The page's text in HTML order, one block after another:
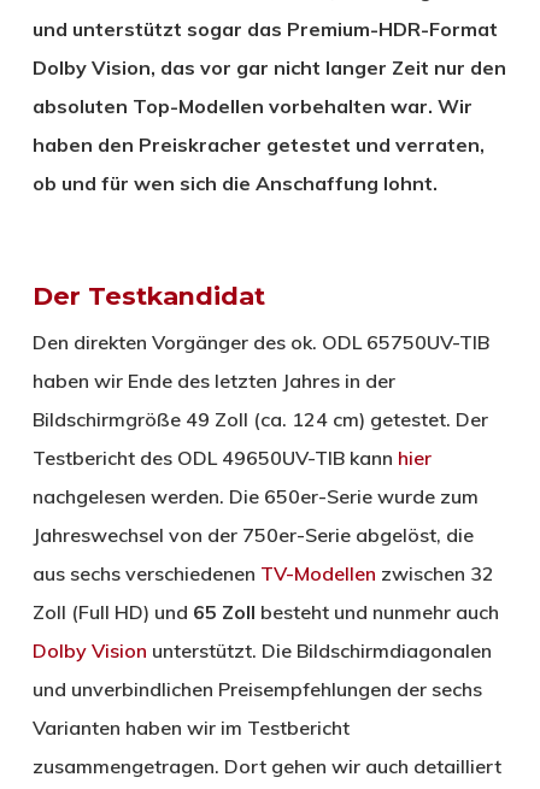
und unterstützt sogar das Premium-HDR-Format
Dolby Vision, das vor gar nicht langer Zeit nur den
absoluten Top-Modellen vorbehalten war. Wir
haben den Preiskracher getestet und verraten,
ob und für wen sich die Anschaffung lohnt.
Der Testkandidat
Den direkten Vorgänger des ok. ODL 65750UV-TIB
haben wir Ende des letzten Jahres in der
Bildschirmgröße 49 Zoll (ca. 124 cm) getestet. Der
Testbericht des ODL 49650UV-TIB kann hier
nachgelesen werden. Die 650er-Serie wurde zum
Jahreswechsel von der 750er-Serie abgelöst, die
aus sechs verschiedenen TV-Modellen zwischen 32
Zoll (Full HD) und 65 Zoll besteht und nunmehr auch
Dolby Vision unterstützt. Die Bildschirmdiagonalen
und unverbindlichen Preisempfehlungen der sechs
Varianten haben wir im Testbericht
zusammengetragen. Dort gehen wir auch detailliert